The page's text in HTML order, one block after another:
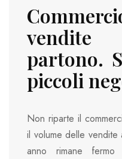
partono.
piccoli
Non riparte il
il volume delle
anno rimane